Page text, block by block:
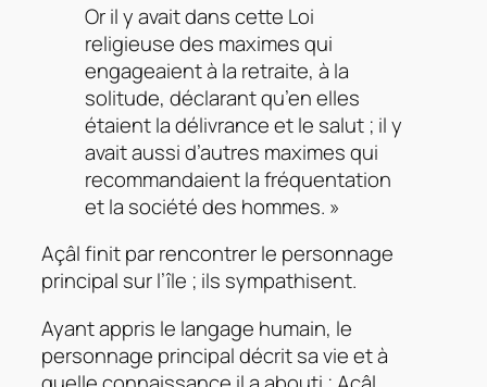
Or il y avait dans cette Loi
religieuse des maximes qui
engageaient à la retraite, à la
solitude, déclarant qu’en elles
étaient la délivrance et le salut ; il y
avait aussi d’autres maximes qui
recommandaient la fréquentation
et la société des hommes. »
Açâl finit par rencontrer le personnage
principal sur l’île ; ils sympathisent.
Ayant appris le langage humain, le
personnage principal décrit sa vie et à